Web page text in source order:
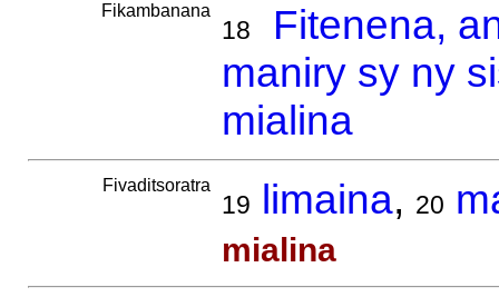
Fikambanana
18
Fitenena,
maniry sy ny
mialina
Fivaditsoratra
19 limaina, 20
mialina